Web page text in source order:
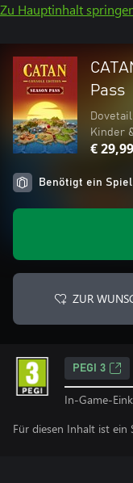
Zu Hauptinhalt
Pass
Kinder
€ 29,99
Benötigt ein Spiel
ZUR
PEGI 3
In-Game-
Für diesen Inhalt ist ein